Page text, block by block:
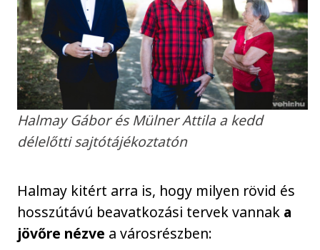
Halmay Gábor és Mülner Attila a kedd
délelőtti sajtótájékoztatón
Halmay kitért arra is, hogy milyen rövid és
hosszútávú beavatkozási tervek vannak a
jövőre nézve a városrészben: